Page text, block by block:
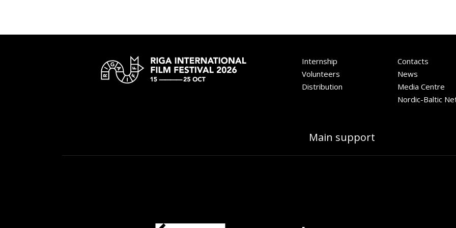
Internship
Volunteers
Distribution
Contacts
News
Media Centre
Nordic-Baltic
Main support